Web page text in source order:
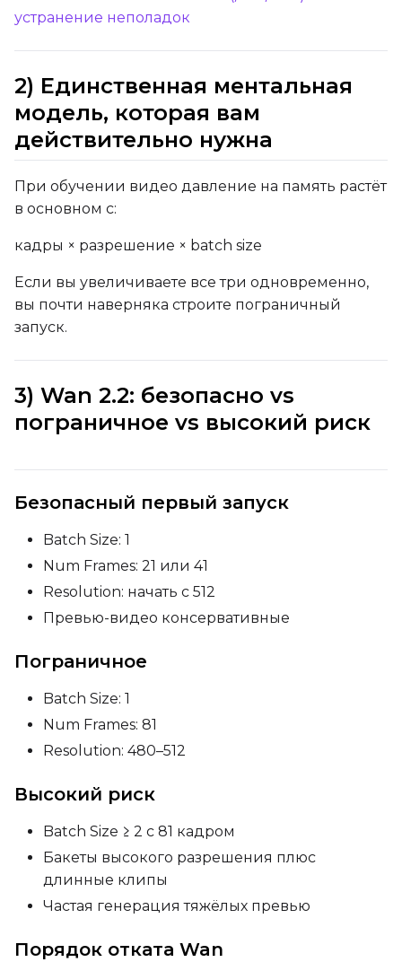
устранение неполадок
2) Единственная ментальная
модель, которая вам
действительно нужна
При обучении видео давление на память растёт
в основном с:
кадры × разрешение × batch size
Если вы увеличиваете все три одновременно,
вы почти наверняка строите пограничный
запуск.
3) Wan 2.2: безопасно vs
пограничное vs высокий риск
Безопасный первый запуск
Batch Size: 1
Num Frames: 21 или 41
Resolution: начать с 512
Превью-видео консервативные
Пограничное
Batch Size: 1
Num Frames: 81
Resolution: 480–512
Высокий риск
Batch Size ≥ 2 с 81 кадром
Бакеты высокого разрешения плюс
длинные клипы
Частая генерация тяжёлых превью
Порядок отката Wan